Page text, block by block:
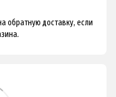
обратную доставку, если